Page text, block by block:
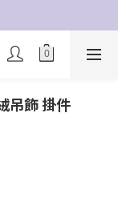
部
吊飾 掛件